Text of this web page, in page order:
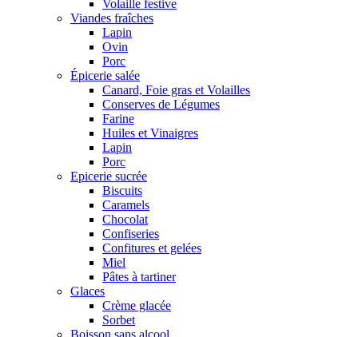
Volaille festive
Viandes fraîches
Lapin
Ovin
Porc
Épicerie salée
Canard, Foie gras et Volailles
Conserves de Légumes
Farine
Huiles et Vinaigres
Lapin
Porc
Epicerie sucrée
Biscuits
Caramels
Chocolat
Confiseries
Confitures et gelées
Miel
Pâtes à tartiner
Glaces
Crème glacée
Sorbet
Boisson sans alcool